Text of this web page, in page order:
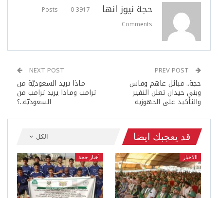
حجة نيوز انها 3917 Posts
0
Comments
حجة.. قبائل عاهم وفاس
وبني حيدان تعلن النفير
والتأكيد على الجهوزية
NEXT POST
ماذا تريد السعوديّة من
ترامب وماذا يريد ترامب من
السعوديّة..؟
الكل قد يعجبك ايضا
االاخبار أخبار حجة